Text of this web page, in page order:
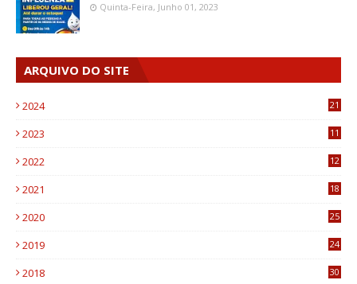
Quinta-Feira, Junho 01, 2023
ARQUIVO DO SITE
2024 21
2023
11
2022
12
2021
18
2020
25
2019
24
2018
30